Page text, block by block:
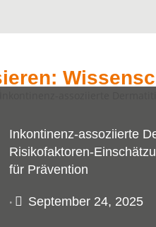
Inkontinenz-assoziierte
Risikofaktoren-
für Prävention
• September 24, 2025